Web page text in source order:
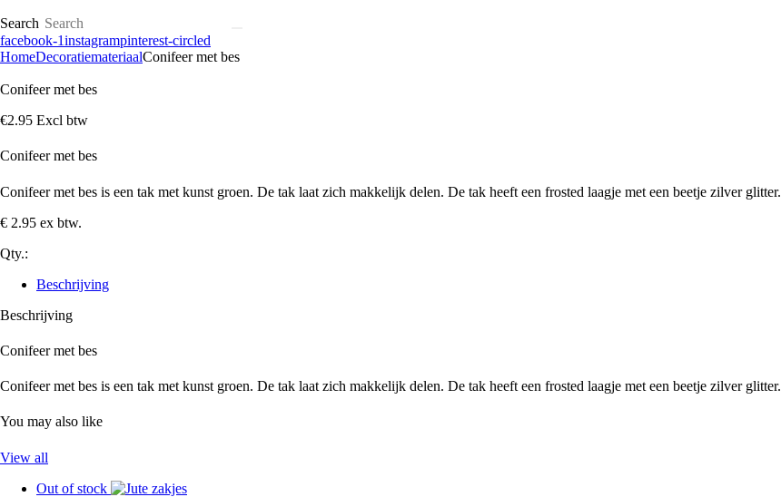
Search
facebook-1instagrampinterest-circled
HomeDecoratiemateriaalConifeer met bes
Conifeer met bes
€2.95 Excl btw
Conifeer met bes
Conifeer met bes is een tak met kunst groen. De tak laat zich makkelijk delen. De tak heeft een frosted laagje met een beetje zilver glitter.
€ 2.95 ex btw.
Qty.:
Beschrijving
Beschrijving
Conifeer met bes
Conifeer met bes is een tak met kunst groen. De tak laat zich makkelijk delen. De tak heeft een frosted laagje met een beetje zilver glitter.
You may also like
View all
Out of stock